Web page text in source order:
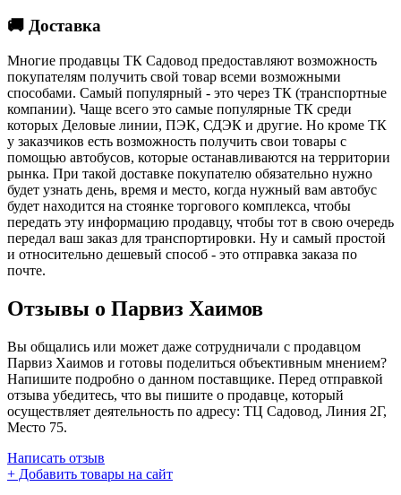
🚚 Доставка
Многие продавцы ТК Садовод предоставляют возможность
покупателям получить свой товар всеми возможными
способами. Самый популярный - это через ТК (транспортные
компании). Чаще всего это самые популярные ТК среди
которых Деловые линии, ПЭК, СДЭК и другие. Но кроме ТК
у заказчиков есть возможность получить свои товары с
помощью автобусов, которые останавливаются на территории
рынка. При такой доставке покупателю обязательно нужно
будет узнать день, время и место, когда нужный вам автобус
будет находится на стоянке торгового комплекса, чтобы
передать эту информацию продавцу, чтобы тот в свою очередь
передал ваш заказ для транспортировки. Ну и самый простой
и относительно дешевый способ - это отправка заказа по
почте.
Отзывы о Парвиз Хаимов
Вы общались или может даже сотрудничали с продавцом
Парвиз Хаимов и готовы поделиться объективным мнением?
Напишите подробно о данном поставщике. Перед отправкой
отзыва убедитесь, что вы пишите о продавце, который
осуществляет деятельность по адресу: ТЦ Садовод, Линия 2Г,
Место 75.
Написать отзыв
+ Добавить товары на сайт